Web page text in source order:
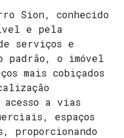
Sion, conhecido
e pela
serviços e
padrão, o imóvel
mais cobiçados
a vias
espaços
proporcionando